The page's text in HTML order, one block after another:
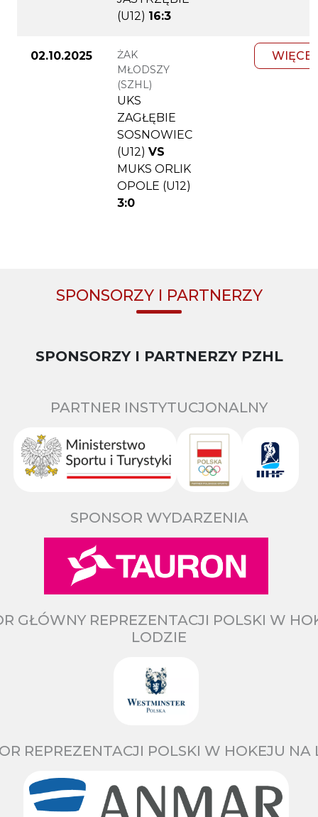
(U12) 16:3
02.10.2025
ŻAK
MŁODSZY
(SZHL)
UKS
ZAGŁĘBIE
SOSNOWIEC
(U12) VS
MUKS ORLIK
OPOLE (U12)
3:0
WIĘCEJ
SPONSORZY I PARTNERZY
SPONSORZY I PARTNERZY PZHL
PARTNER INSTYTUCJONALNY
SPONSOR WYDARZENIA
GŁÓWNY REPREZENTACJI POLSKI W
LODZIE
REPREZENTACJI POLSKI W HOKEJU NA